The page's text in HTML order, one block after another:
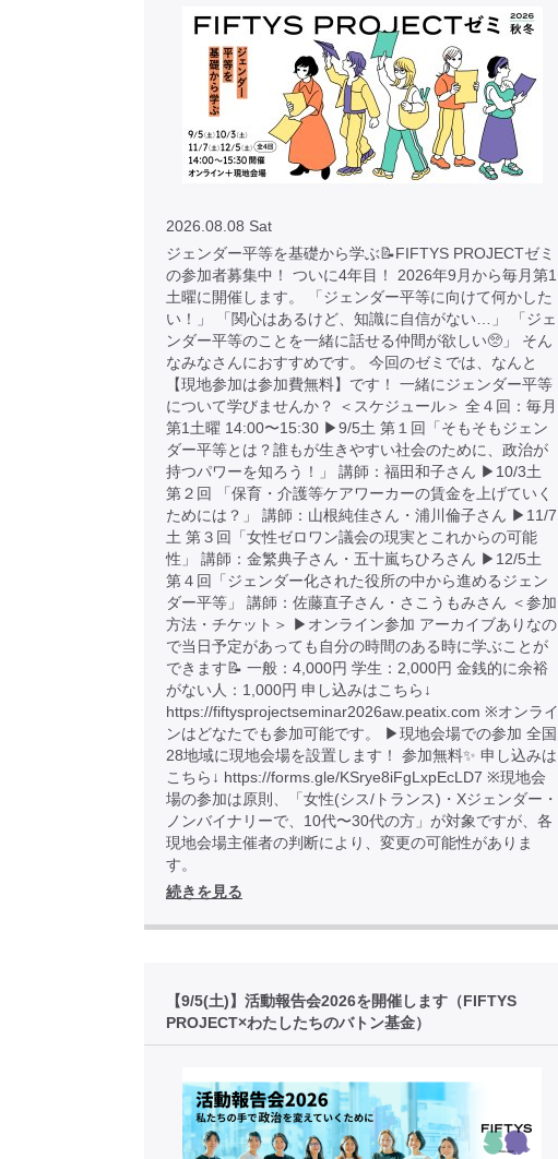
2026.08.08 Sat
ジェンダー平等を基礎から学ぶ📝FIFTYS PROJECTゼミ
の参加者募集中！ ついに4年目！ 2026年9月から毎月第1
土曜に開催します。 「ジェンダー平等に向けて何かした
い！」 「関心はあるけど、知識に自信がない…」 「ジェ
ンダー平等のことを一緒に話せる仲間が欲しい🥺」 そん
なみなさんにおすすめです。 今回のゼミでは、なんと
【現地参加は参加費無料】です！ 一緒にジェンダー平等
について学びませんか？ ＜スケジュール＞ 全４回：毎月
第1土曜 14:00〜15:30 ▶︎9/5土 第１回「そもそもジェン
ダー平等とは？誰もが生きやすい社会のために、政治が
持つパワーを知ろう！」 講師：福田和子さん ▶︎10/3土
第２回 「保育・介護等ケアワーカーの賃金を上げていく
ためには？」 講師：山根純佳さん・浦川倫子さん ▶︎11/7
土 第３回「女性ゼロワン議会の現実とこれからの可能
性」 講師：金繁典子さん・五十嵐ちひろさん ▶︎12/5土
第４回「ジェンダー化された役所の中から進めるジェン
ダー平等」 講師：佐藤直子さん・さこうもみさん ＜参加
方法・チケット＞ ▶︎オンライン参加 アーカイブありなの
で当日予定があっても自分の時間のある時に学ぶことが
できます📝 一般：4,000円 学生：2,000円 金銭的に余裕
がない人：1,000円 申し込みはこちら↓
https://fiftysprojectseminar2026aw.peatix.com ※オンライ
ンはどなたでも参加可能です。 ▶︎現地会場での参加 全国
28地域に現地会場を設置します！ 参加無料✨ 申し込みは
こちら↓ https://forms.gle/KSrye8iFgLxpEcLD7 ※現地会
場の参加は原則、「女性(シス/トランス)・Xジェンダー・
ノンバイナリーで、10代〜30代の方」が対象ですが、各
現地会場主催者の判断により、変更の可能性がありま
す。
続きを見る
【9/5(土)】活動報告会2026を開催します（FIFTYS
PROJECT×わたしたちのバトン基金）